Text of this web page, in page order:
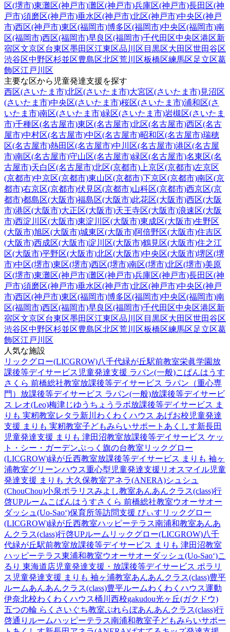
区(堺市)東灘区(神戸市)灘区(神戸市)兵庫区(神戸市)長田区(神
戸市)須磨区(神戸市)垂水区(神戸市)北区(神戸市)中央区(神戸
市)西区(神戸市)東区(福岡市)博多区(福岡市)中央区(福岡市)南
区(福岡市)西区(福岡市)早良区(福岡市)千代田区中央区港区新
宿区文京区台東区墨田区江東区品川区 目黒区大田区世田谷区
渋谷区中野区杉並区豊島区北区荒川区板橋区練馬区足立区葛
飾区江戸川区
主要な区から児童発達支援を探す
西区(さいたま市)北区(さいたま市)大宮区(さいたま市)見沼区
(さいたま市)中央区(さいたま市)桜区(さいたま市)浦和区(さ
いたま市)南区(さいたま市)緑区(さいたま市)岩槻区(さいたま
市)千種区(名古屋市)東区(名古屋市)北区(名古屋市)西区(名古
屋市)中村区(名古屋市)中区(名古屋市)昭和区(名古屋市)瑞穂
区(名古屋市)熱田区(名古屋市)中川区(名古屋市)港区(名古屋
市)南区(名古屋市)守山区(名古屋市)緑区(名古屋市)名東区(名
古屋市)天白区(名古屋市)北区(京都市) 上京区(京都市)左京区
(京都市)中京区(京都市)東山区(京都市)下京区(京都市)南区(京
都市)右京区(京都市)伏見区(京都市)山科区(京都市)西京区(京
都市)都島区(大阪市)福島区(大阪市)此花区(大阪市)西区(大阪
市)港区(大阪市)大正区(大阪市)天王寺区(大阪市)浪速区(大阪
市)西淀川区(大阪市)東淀川区(大阪市)東成区(大阪市)生野区
(大阪市)旭区(大阪市)城東区(大阪市)阿倍野区(大阪市)住吉区
(大阪市)西成区(大阪市)淀川区(大阪市)鶴見区(大阪市)住之江
区(大阪市)平野区(大阪市)北区(大阪市)中央区(大阪市)堺区(堺
市)中区(堺市)東区(堺市)西区(堺市)南区(堺市)北区(堺市)美原
区(堺市)東灘区(神戸市)灘区(神戸市)兵庫区(神戸市)長田区(神
戸市)須磨区(神戸市)垂水区(神戸市)北区(神戸市)中央区(神戸
市)西区(神戸市)東区(福岡市)博多区(福岡市)中央区(福岡市)南
区(福岡市)西区(福岡市)早良区(福岡市)千代田区中央区港区新
宿区文京区台東区墨田区江東区品川区 目黒区大田区世田谷区
渋谷区中野区杉並区豊島区北区荒川区板橋区練馬区足立区葛
飾区江戸川区
人気な施設
リックグロー(LICGROW)八千代緑が丘駅前教室栄眞学園放
課後等デイサービス 児童発達支援 ラパン(一般)こぱんはうす
さくら 前橋総社教室放課後等デイサービス ラパン（重心専
門） 放課後等デイサービス ラパン(一般)放課後等デイサービ
ス レオ(Leo)梅津じゆうちょうラボ放課後等デイサービス ま
りも 実籾教室レタラ新川 わくわくハウス あげお校 児童発達
支援 まりも 実籾教室子どもみらいサポートあくしす新長田
児童発達支援 まりも 津田沼教室放課後等デイサービス ケッ
ト・シー・ガーデンぷっく旗の台教室 リックグロー
(LICGROW)緑が丘西教室放課後等デイサービス まりも 袖ヶ
浦教室グリーンハウス重心型児童発達支援 リオスマイル児童
発達支援 まりも 大久保教室アネラ(ANERA)シュシュ
(ChouChou)小泉ポラリスみよし教室あんあんクラス(class)行
啓UPルーム こぱんはうすさくら 前橋総社教室ウオーサオー
ダッシュ(Uo-Sao‘)保育所等訪問支援 ぴぃす リックグロー
(LICGROW)緑が丘西教室ハッピーテラス南浦和教室あんあ
んクラス(class)行啓UPルーム リックグロー(LICGROW)八千
代緑が丘駅前教室放課後等デイサービス まりも 津田沼教室
ハッピーテラス東浦和教室ウオーサオーダッシュ(Uo-Sao‘)こ
るり 東海道店児童発達支援・放課後等デイサービス ポラリ
ス 児童発達支援 まりも 袖ヶ浦教室あんあんクラス(class)豊平
ルームあんあんクラス(class)豊平ルームわくわくハウス運動
伊奈北校わくわくハウス桶川西校gakudou光ヶ丘(ガクドウ)
五つの輪 らくさいぐち教室ぷれらぼあんあんクラス(class)行
啓通りルームハッピーテラス南浦和教室子どもみらいサポー